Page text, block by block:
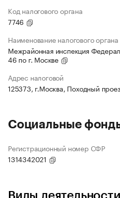
Код налогового органа
7746
Наименование налогового органа
Межрайонная инспекция
46 по г. Москве
Адрес налоговой
125373, г.Москва, Походный
Социальные
Регистрационный номер СФР
1314342021